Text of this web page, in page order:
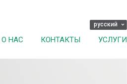
русский
О НАС КОНТАКТЫ УСЛУГИ